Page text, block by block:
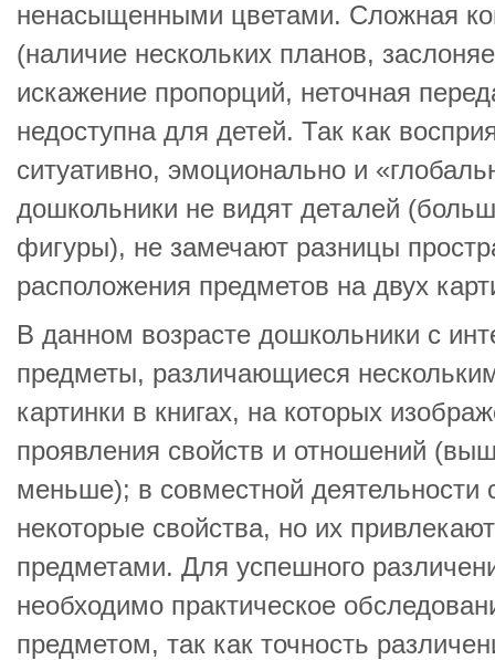
ненасыщенными цветами. Сложная
(наличие нескольких планов,
искажение пропорций, неточная
недоступна для детей. Так как
ситуативно, эмоционально и
дошкольники не видят деталей
фигуры), не замечают разницы
расположения предметов на двух
В данном возрасте дошкольники с
предметы, различающиеся
картинки в книгах, на которых
проявления свойств и отношений
меньше); в совместной
некоторые свойства, но их
предметами. Для успешного
необходимо практическое
предметом, так как точность